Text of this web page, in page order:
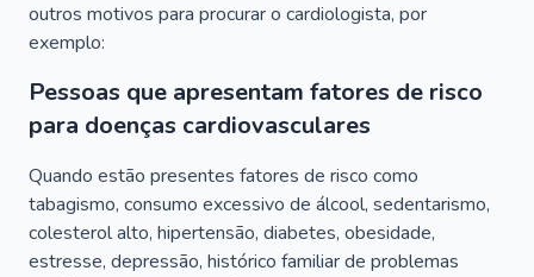
outros motivos para procurar o cardiologista, por
exemplo:
Pessoas que apresentam fatores de risco
para doenças cardiovasculares
Quando estão presentes fatores de risco como
tabagismo, consumo excessivo de álcool, sedentarismo,
colesterol alto, hipertensão, diabetes, obesidade,
estresse, depressão, histórico familiar de problemas